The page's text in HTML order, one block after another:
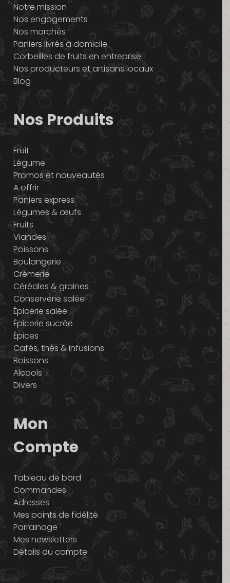
Notre mission
Nos engagements
Nos marchés
Paniers livrés à domicile
Corbeilles de fruits en entreprise
Nos producteurs et artisans locaux
Blog
Nos Produits
Fruit
Légume
Promos et nouveautés
A offrir
Paniers express
Légumes & œufs
Fruits
Viandes
Poissons
Boulangerie
Crémerie
Céréales & graines
Conserverie salée
Épicerie salée
Épicerie sucrée
Épices
Cafés, thés & infusions
Boissons
Alcools
Divers
Mon
Compte
Tableau de bord
Commandes
Adresses
Mes points de fidélité
Parrainage
Mes newsletters
Détails du compte